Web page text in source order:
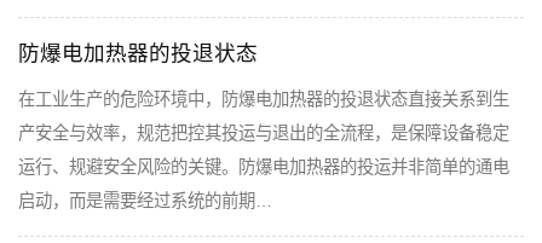
防爆电加热器的投退状态
在工业生产的危险环境中，防爆电加热器的投退状态直接关系到生
产安全与效率，规范把控其投运与退出的全流程，是保障设备稳定
运行、规避安全风险的关键。防爆电加热器的投运并非简单的通电
启动，而是需要经过系统的前期…